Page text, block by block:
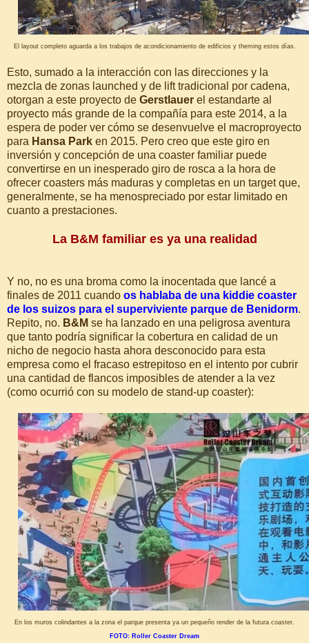
El layout completo aguarda a los trabajos de acondicionamiento de edificios y theming estos días.
Esto, sumado a la interacción con las direcciones y la
mezcla de zonas launched y de lift tradicional por cadena,
otorgan a este proyecto de Gerstlauer el estandarte al
proyecto más grande de la compañía para este 2014, a la
espera de poder ver cómo se desenvuelve el macroproyecto
para Hansa Park en 2015. Pero creo que este giro en
inversión y concepción de una coaster familiar puede
convertirse en un inesperado giro de rosca a la hora de
ofrecer coasters más maduras y completas en un target que,
generalmente, se ha menospreciado por estar limitado en
cuanto a prestaciones.
La B&M familiar es ya una realidad
Y no, no es una broma como la inocentada que lancé a
finales de 2011 cuando os hablaba de una kiddie coaster
de los suizos para el superviviente parque de Benidorm.
Repito, no. B&M se ha lanzado en una peligrosa aventura
que tanto podría significar la cobertura en calidad de un
nicho de negocio hasta ahora desconocido para esta
empresa como el fracaso estrepitoso en el intento por cubrir
una cantidad de flancos imposibles de atender a la vez
(como ocurrió con su modelo de stand-up coaster):
En los muros colindantes a la zona el parque presenta ya un pequeño render de la futura coaster.
FOTO: Roller Coaster Dream